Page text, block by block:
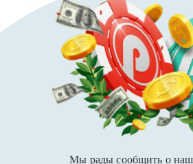
Мы рады сообщить о